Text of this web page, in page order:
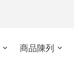
商品陳列